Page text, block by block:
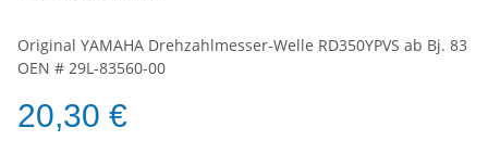
Original YAMAHA Drehzahlmesser-Welle RD350YPVS ab Bj. 83
OEN # 29L-83560-00
20,30 €